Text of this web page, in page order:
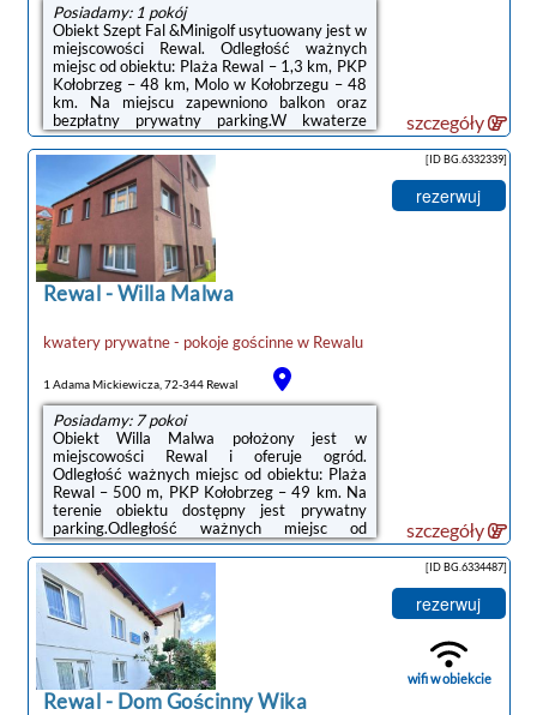
Posiadamy: 1 pokój
Obiekt Szept Fal &Minigolf usytuowany jest w
miejscowości Rewal. Odległość ważnych
miejsc od obiektu: Plaża Rewal – 1,3 km, PKP
Kołobrzeg – 48 km, Molo w Kołobrzegu – 48
km. Na miejscu zapewniono balkon oraz
bezpłatny prywatny parking.W kwaterze
prywatnej znajduje się telewizor z płaskim
ekranem. W kwaterze prywatnej zapewniono
ręczniki i pościel.Odległość ważnych miejsc
od obiektu: Latarnia morska w Kołobrzegu –
48 km, Ratusz – 49 km.Doba hotelowa od
godziny 15:00 do 11:00.W obiekcie
obowiązuje zakaz organizowania wieczorów
panieńskich, kawalerskich itp.W przypadku ...
szczegóły
Rewal-Willa Malwa
kwatery prywatne - pokoje gościnnew Rewalu
1 Adama Mickiewicza, 72-344 Rewal
Posiadamy: 7 pokoi
Obiekt Willa Malwa położony jest w
miejscowości Rewal i oferuje ogród.
Odległość ważnych miejsc od obiektu: Plaża
Rewal – 500 m, PKP Kołobrzeg – 49 km. Na
terenie obiektu dostępny jest prywatny
parking.Odległość ważnych miejsc od
obiektu: Molo w Kołobrzegu – 49 km,
Latarnia morska w Kołobrzegu – 49 km.Doba
hotelowa od godziny 16:00 do 10:30.W
obiekcie obowiązuje zakaz organizowania
wieczorów panieńskich, kawalerskich
itp.Prosimy o wcześniejsze poinformowanie
obiektu o planowanej godzinie przyjazdu. Aby
to zrobić, możesz wpisać treść prośby w
miejscu na życzenia ...
[ID BG.6332339]
rezerwuj
szczegóły
Rewal- Dom Gościnny Wika
[ID BG.6334487]
rezerwuj
wifi w obiekcie